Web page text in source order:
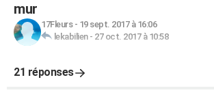
mur
17Fleurs- 19 sept. 2017 à 16:06
lekabilien- 27 oct. 2017 à 10:58
21 réponses